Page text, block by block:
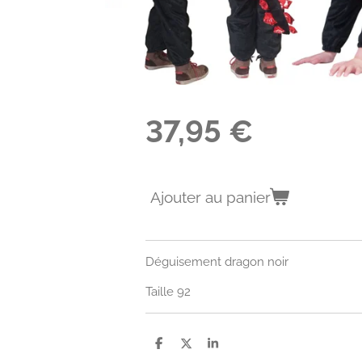
37,95 €
Ajouter au panier
Déguisement dragon noir
Taille 92
P
P
P